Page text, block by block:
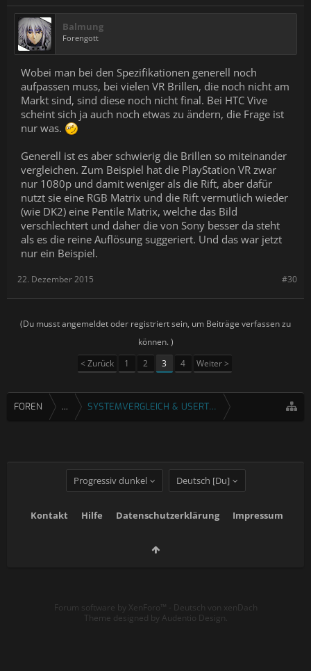
Balmung
Forengott
Wobei man bei den Spezifikationen generell noch
aufpassen muss, bei vielen VR Brillen, die noch nicht am
Markt sind, sind diese noch nicht final. Bei HTC Vive
scheint sich ja auch noch etwas zu ändern, die Frage ist
nur was.
Generell ist es aber schwierig die Brillen so miteinander
vergleichen. Zum Beispiel hat die PlayStation VR zwar
nur 1080p und damit weniger als die Rift, aber dafür
nutzt sie eine RGB Matrix und die Rift vermutlich wieder
(wie DK2) eine Pentile Matrix, welche das Bild
verschlechtert und daher die von Sony besser da steht
als es die reine Auflösung suggeriert. Und das war jetzt
nur ein Beispiel.
#30
22. Dezember 2015
(Du musst angemeldet oder registriert sein, um Beiträge verfassen zu
können. )
< Zurück
1 2 3 4 Weiter >
FOREN ... SYSTEMVERGLEICH & USERTESTS
Progressiv dunkel Deutsch [Du]
Kontakt Hilfe Datenschutzerklärung Impressum
Forum software by XenForo™ - Deutsch von xenDach
Theme designed by Audentio Design.